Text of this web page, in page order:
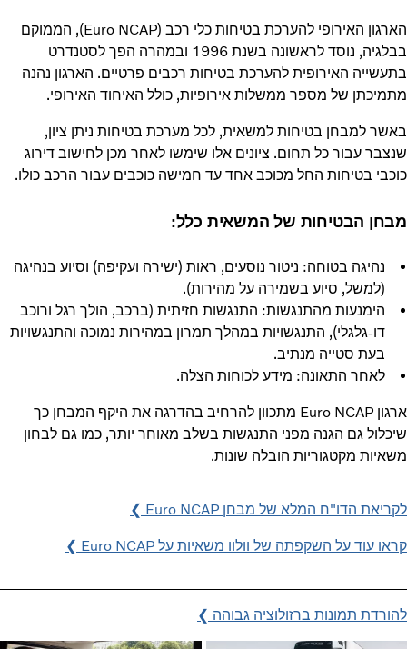
הארגון האירופי להערכת בטיחות כלי רכב (Euro NCAP), הממוקם
בבלגיה, נוסד לראשונה בשנת 1996 ובמהרה הפך לסטנדרט
בתעשייה האירופית להערכת בטיחות רכבים פרטיים. הארגון נהנה
מתמיכתן של מספר ממשלות אירופיות, כולל האיחוד האירופי.
באשר למבחן בטיחות למשאית, לכל מערכת בטיחות ניתן ציון,
שנצבר עבור כל תחום. ציונים אלו שימשו לאחר מכן לחישוב דירוג
כוכבי בטיחות החל מכוכב אחד עד חמישה כוכבים עבור הרכב כולו.
מבחן הבטיחות של המשאית כלל:
נהיגה בטוחה: ניטור נוסעים, ראות (ישירה ועקיפה) וסיוע בנהיגה
(למשל, סיוע בשמירה על מהירות).
הימנעות מהתנגשות: התנגשות חזיתית (ברכב, הולך רגל ורוכב
דו-גלגלי), התנגשויות במהלך תמרון במהירות נמוכה והתנגשויות
בעת סטייה מנתיב.
לאחר התאונה: מידע לכוחות הצלה.
ארגון Euro NCAP מתכוון להרחיב בהדרגה את היקף המבחן כך
שיכלול גם הגנה מפני התנגשות בשלב מאוחר יותר, כמו גם לבחון
משאיות מקטגוריות הובלה שונות.
לקריאת הדו"ח המלא של מבחן Euro NCAP ❯
קראו עוד על השקפתה של וולוו משאיות על Euro NCAP ❯
להורדת תמונות ברזולוציה גבוהה ❯